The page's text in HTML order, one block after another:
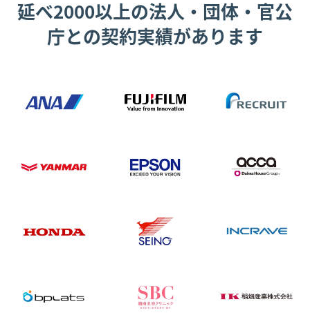
延べ2000以上の法人・団体・官公
庁との契約実績があります